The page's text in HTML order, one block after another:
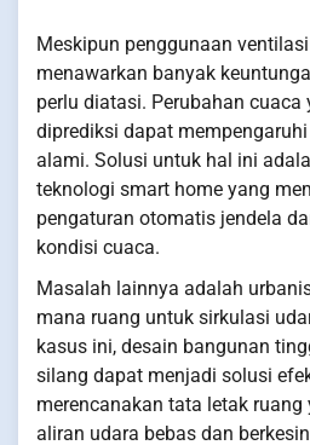
Meskipun penggunaan
menawarkan banyak
perlu diatasi. Perubahan
diprediksi dapat
alami. Solusi untuk hal ini
teknologi smart home yang
pengaturan otomatis jendela
kondisi cuaca.
Masalah lainnya adalah
mana ruang untuk sirkulasi
kasus ini, desain bangunan
silang dapat menjadi solusi
merencanakan tata letak
aliran udara bebas dan